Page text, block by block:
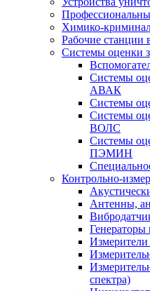
Химико-
Рабочие
Системы оценки
Системы
АВАК
Системы
Системы
ВОЛС
Системы
ПЭМИН
Контрольно-
Антенны,
спектра)